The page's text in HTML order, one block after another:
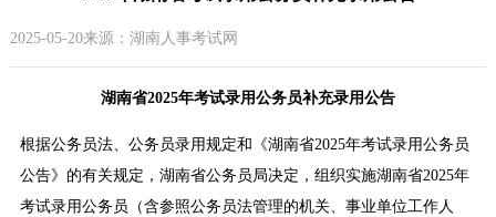
2025-05-20来源：湖南人事考试网
湖南省2025年考试录用公务员补充录用公告
根据公务员法、公务员录用规定和《湖南省2025年考试录用公务员
公告》的有关规定，湖南省公务员局决定，组织实施湖南省2025年
考试录用公务员（含参照公务员法管理的机关、事业单位工作人